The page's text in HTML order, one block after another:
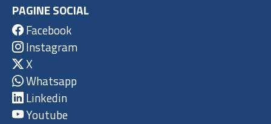
PAGINE SOCIAL
Facebook
Instagram
X
Whatsapp
Linkedin
Youtube